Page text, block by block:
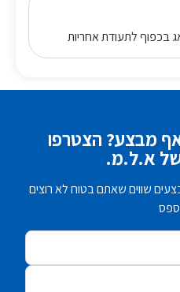
בכפוף לתעודת אחריות
מבצע? הצטרפו
של א.ל.מ.
שווים שאתם בטוח לא רוצים